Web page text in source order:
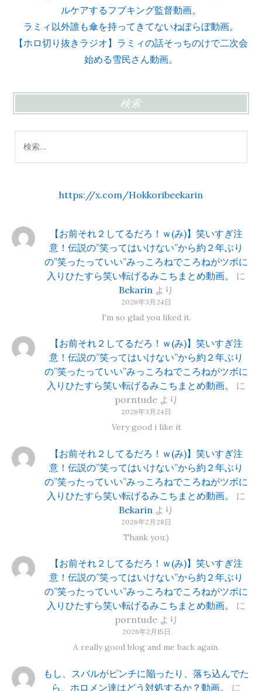
ルケアするフブキング監督動画。
ラミィ以外誰も傘を持ってきてないねぽらぼ動画。
【ホロ切り抜きラジオ】ラミィの話そっちのけで二次会
始める雪民さん動画。
検索
索:
https://x.com/Hokkoribeekarin
【お前それ２してるだろ！ｗ(み)】笑いすぎ注
意！伝説の”笑ってはいけない”から約２年ぶり
の”笑ったっていい”みっころねでころねがツボに
入りひたすら笑い転げるみこちまとめ動画。
に
Bekarin より
2026年3月24日
I'm so glad you liked it.
【お前それ２してるだろ！ｗ(み)】笑いすぎ注
意！伝説の”笑ってはいけない”から約２年ぶり
の”笑ったっていい”みっころねでころねがツボに
入りひたすら笑い転げるみこちまとめ動画。
に
porntudeより
2026年3月24日
Very good i like it
【お前それ２してるだろ！ｗ(み)】笑いすぎ注
意！伝説の”笑ってはいけない”から約２年ぶり
の”笑ったっていい”みっころねでころねがツボに
入りひたすら笑い転げるみこちまとめ動画。
に
Bekarin より
2026年2月28日
Thank you:)
【お前それ２してるだろ！ｗ(み)】笑いすぎ注
意！伝説の”笑ってはいけない”から約２年ぶり
の”笑ったっていい”みっころねでころねがツボに
入りひたすら笑い転げるみこちまとめ動画。
に
porntudeより
2026年2月15日
A really good blog and me back again.
もし、スバルがピンチに陥ったり、落ち込んでた
ら、ホロメン達はどう対処するか？動画。
に